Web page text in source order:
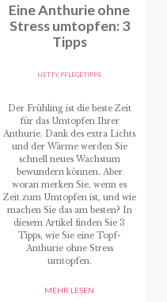
Eine Anthurie ohne
Stress umtopfen: 3
Tipps
HETTY, PFLEGETIPPS
Der Frühling ist die beste Zeit
für das Umtopfen Ihrer
Anthurie. Dank des extra Lichts
und der Wärme werden Sie
schnell neues Wachstum
bewundern können. Aber
woran merken Sie, wenn es
Zeit zum Umtopfen ist, und wie
machen Sie das am besten? In
diesem Artikel finden Sie 3
Tipps, wie Sie eine Topf-
Anthurie ohne Stress
umtopfen.
MEHR LESEN